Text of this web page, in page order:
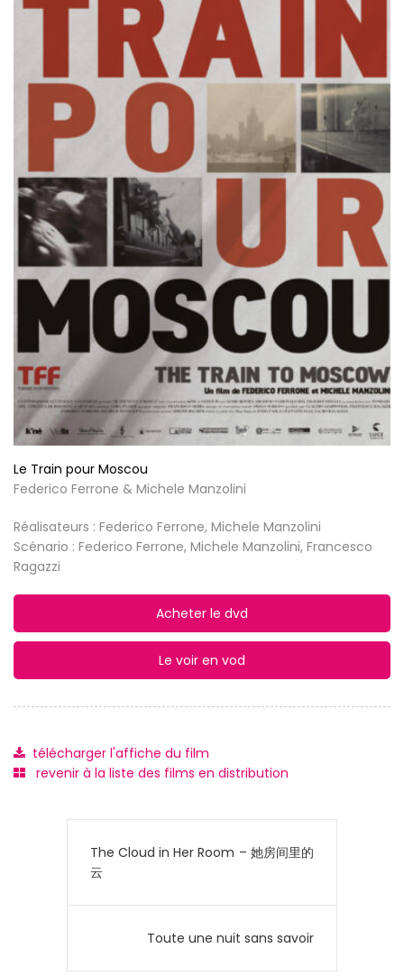
Le Train pour Moscou
Federico Ferrone & Michele Manzolini
Réalisateurs : Federico Ferrone, Michele Manzolini
Scénario : Federico Ferrone, Michele Manzolini, Francesco
Ragazzi
Acheter le dvd
Le voir en vod
télécharger l'affiche du film
revenir à la liste des films en distribution
Reading
The Cloud in Her Room – 她房间里的
云
Toute une nuit sans savoir